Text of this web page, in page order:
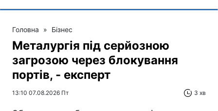
Головна » Бізнес
Металургія під серйозною
загрозою через блокування
портів, - експерт
13:10 07.08.2026 Пт 3 хв